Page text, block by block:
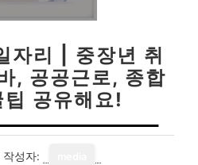
자리 | 중장년 취
, 공공근로, 종합
공유해요!
작성자: